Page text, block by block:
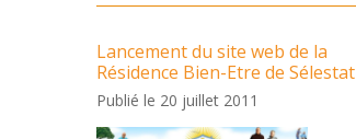
Lancement du site web de la
Résidence Bien-Etre de Sélestat
Publié le 20 juillet 2011